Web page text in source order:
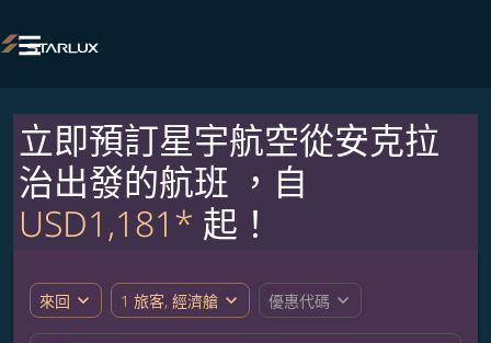

立即預訂星宇航空從安克拉
治出發的航班 ，自
USD1,181* 起！
來回 expand_more 1 旅客, 經濟艙 expand_more 優惠代碼 expand_more